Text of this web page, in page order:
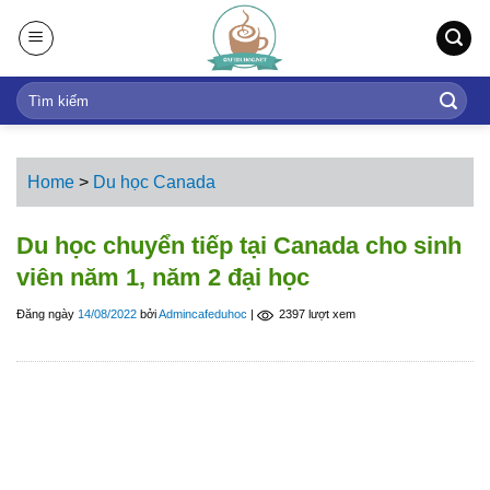
t
Home > Du học Canada
Du học chuyển tiếp tại Canada cho sinh
viên năm 1, năm 2 đại học
Đăng ngày 14/08/2022 bởiAdmincafeduhoc | 2397 lượt xem